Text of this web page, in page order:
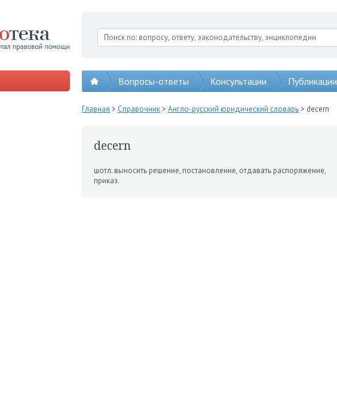
Вопросы-ответы Консультации Публикации
Главная > Справочник> Англо-русский юридический словарь> decern
decern
шотл. выносить решение, по­становление, отдавать распоряже­ние,
приказ.